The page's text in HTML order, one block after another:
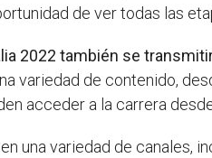
de ver todas las
2022 también se
variedad de contenido,
acceder a la carrera
una variedad de